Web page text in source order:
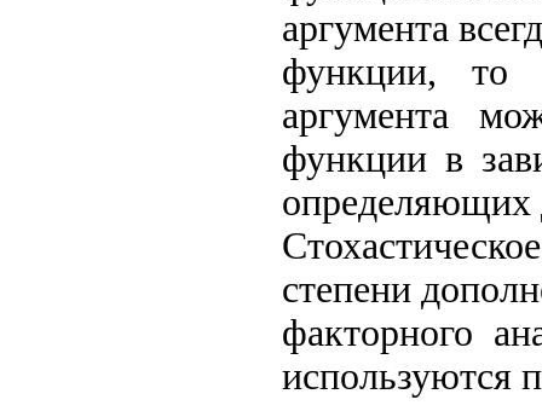
аргумента
функции, то
аргумента
функции в
определяющих
степени
факторного
используются